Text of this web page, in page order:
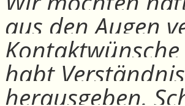
aus den Augen
habt
herausgeben.